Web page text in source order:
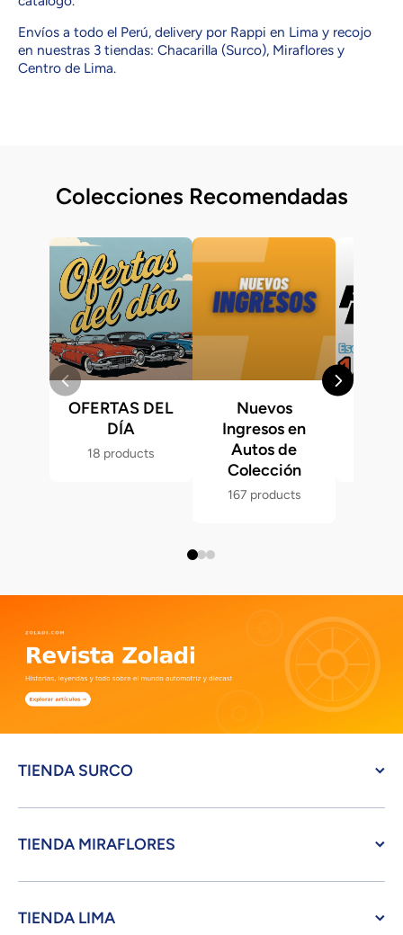
Envíos a todo el Perú, delivery por Rappi en Lima y recojo
en nuestras 3 tiendas: Chacarilla (Surco), Miraflores y
Centro de Lima.
Colecciones Recomendadas
OFERTAS DEL
DÍA
18 products
Nuevos
Ingresos en
Autos de
Colección
167 products
TIENDA SURCO
TIENDA MIRAFLORES
TIENDA LIMA